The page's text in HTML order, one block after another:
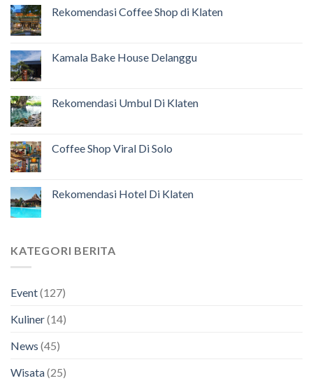
Rekomendasi Coffee Shop di Klaten
Kamala Bake House Delanggu
Rekomendasi Umbul Di Klaten
Coffee Shop Viral Di Solo
Rekomendasi Hotel Di Klaten
KATEGORI BERITA
Event(127)
Kuliner(14)
News (45)
Wisata(25)